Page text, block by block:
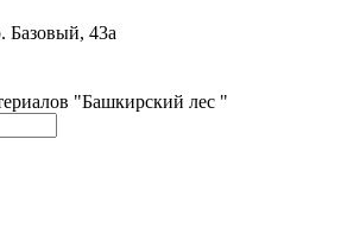
Базовый, 43а
"Башкирский лес "